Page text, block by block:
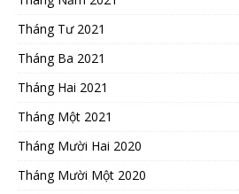
Tháng Tư 2021
Tháng Ba 2021
Tháng Hai 2021
Tháng Một 2021
Tháng Mười Hai 2020
Tháng Mười Một 2020